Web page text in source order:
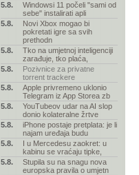
5.8.
Windowsi 11 počeli "sami od
sebe" instalirati apli
5.8.
Novi Xbox mogao bi
pokretati igre sa svih
prethodn
5.8.
Tko na umjetnoj inteligenciji
zarađuje, tko plaća,
5.8.
Pozivnice za privatne
torrent trackere
5.8.
Apple privremeno uklonio
Telegram iz App Storea zb
5.8.
YouTubeov udar na AI slop
donio kolateralne žrtve
5.8.
iPhone postaje pretplata: je li
najam uređaja budu
5.8.
I u Mercedesu zaokret: u
kabinu se vraćaju tipke,
5.8.
Stupila su na snagu nova
europska pravila o umjetn